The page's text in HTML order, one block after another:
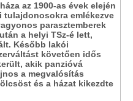
az 1900-as évek elején
tulajdonosokra emlékezve
parasztemberek
a helyi TSz-é lett,
Később lakói
követően idős
akik panzióvá
a megvalósítás
és a házat kikezdte